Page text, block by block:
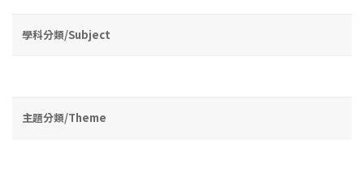
學科分類/Subject
主題分類/Theme